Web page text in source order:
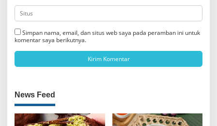
Simpan nama, email, dan situs web saya pada peramban ini untuk
komentar saya berikutnya.
News Feed